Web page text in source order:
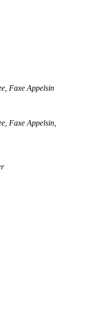
Faxe Appelsin
Faxe Appelsin,